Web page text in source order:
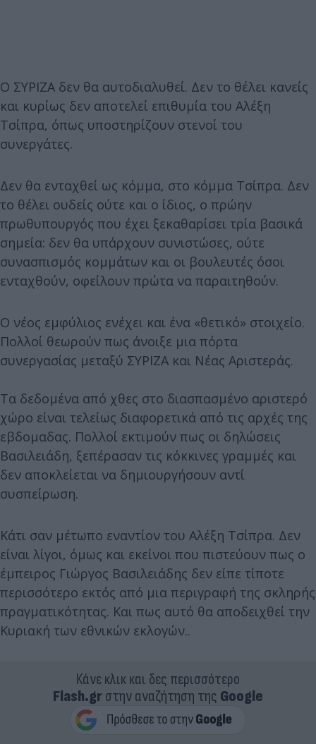
Ο ΣΥΡΙΖΑ δεν θα αυτοδιαλυθεί. Δεν το θέλει κανείς
και κυρίως δεν αποτελεί επιθυμία του Αλέξη
Τσίπρα, όπως υποστηρίζουν στενοί του
συνεργάτες.
Δεν θα ενταχθεί ως κόμμα, στο κόμμα Τσίπρα. Δεν
το θέλει ουδείς ούτε και ο ίδιος, ο πρώην
πρωθυπουργός που έχει ξεκαθαρίσει τρία βασικά
σημεία: δεν θα υπάρχουν συνιστώσες, ούτε
συνασπισμός κομμάτων και οι βουλευτές όσοι
ενταχθούν, οφείλουν πρώτα να παραιτηθούν.
Ο νέος εμφύλιος ενέχει και ένα «θετικό» στοιχείο.
Πολλοί θεωρούν πως άνοιξε μια πόρτα
συνεργασίας μεταξύ ΣΥΡΙΖΑ και Νέας Αριστεράς.
Τα δεδομένα από χθες στο διασπασμένο αριστερό
χώρο είναι τελείως διαφορετικά από τις αρχές της
εβδομαδας. Πολλοί εκτιμούν πως οι δηλώσεις
Βασιλειάδη, ξεπέρασαν τις κόκκινες γραμμές και
δεν αποκλείεται να δημιουργήσουν αντί
συσπείρωση.
Κάτι σαν μέτωπο εναντίον του Αλέξη Τσίπρα. Δεν
είναι λίγοι, όμως και εκείνοι που πιστεύουν πως ο
έμπειρος Γιώργος Βασιλειάδης δεν είπε τίποτε
περισσότερο εκτός από μια περιγραφή της σκληρής
πραγματικότητας. Και πως αυτό θα αποδειχθεί την
Κυριακή των εθνικών εκλογών..
Κάνε κλικ και δες περισσότερο
Flash.grστην αναζήτηση της Google